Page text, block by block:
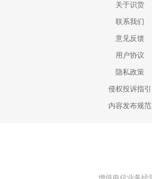
关于识货
联系我们
意见反馈
用户协议
隐私政策
侵权投诉指引
内容发布规范